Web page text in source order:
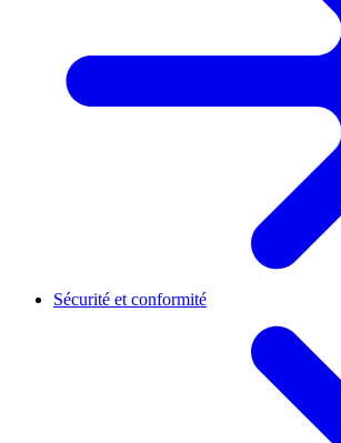
Sécurité et conformité